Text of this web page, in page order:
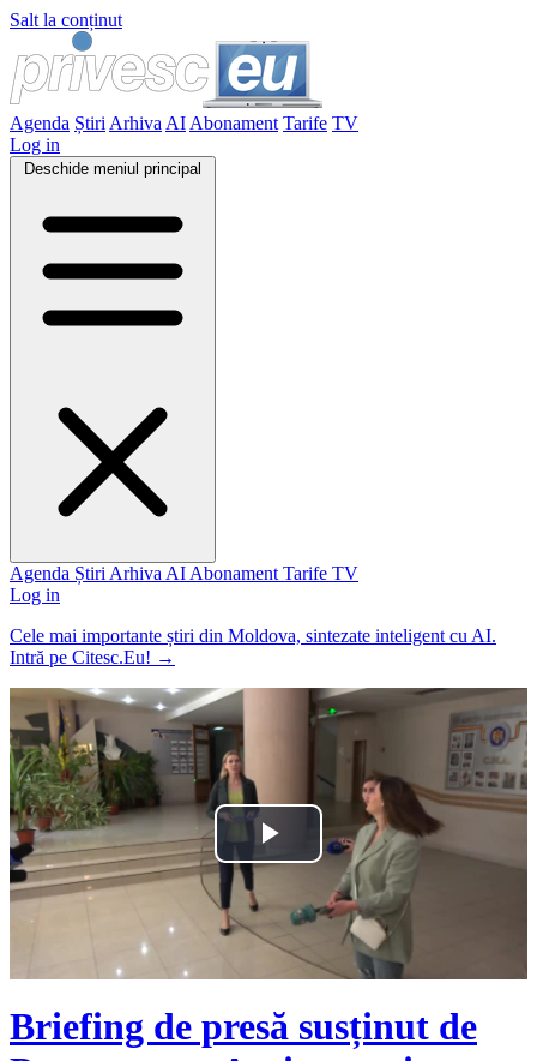
Salt la conținut
Agenda Știri Arhiva AI Abonament Tarife TV
Log in
Deschide meniul principal
Agenda Știri Arhiva AI Abonament Tarife TV
Log in
Cele mai importante știri din Moldova, sintezate inteligent cu AI.
Intră pe Citesc.Eu! →
Play
Video
Briefing de presă susținut de